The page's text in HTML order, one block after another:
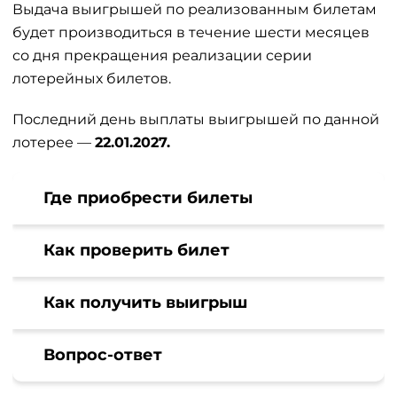
Выдача выигрышей по реализованным билетам
будет производиться в течение шести месяцев
со дня прекращения реализации серии
лотерейных билетов.
Последний день выплаты выигрышей по данной
лотерее — 22.01.2027.
Где приобрести билеты
Как проверить билет
Как получить выигрыш
Вопрос-ответ